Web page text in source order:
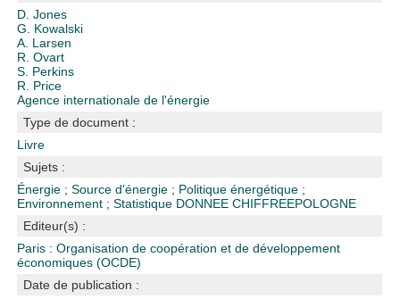
D. Jones
G. Kowalski
A. Larsen
R. Ovart
S. Perkins
R. Price
Agence internationale de l'énergie
Type de document :
Livre
Sujets :
Énergie ;Source d'énergie ; Politique énergétique ;
Environnement ;Statistique DONNEE CHIFFREEPOLOGNE
Editeur(s) :
Paris : Organisation de coopération et de développement
économiques (OCDE)
Date de publication :